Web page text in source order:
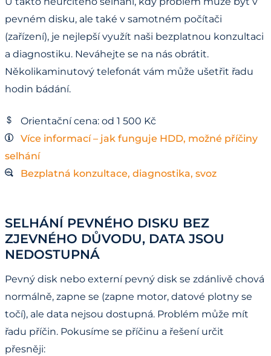
pevném disku, ale také v samotném počítači
(zařízení), je nejlepší využít naši bezplatnou konzultaci
a diagnostiku. Neváhejte se na nás obrátit.
Několikaminutový telefonát vám může ušetřit řadu
hodin bádání.
Orientační cena: od 1 500 Kč
Více informací – jak funguje HDD, možné příčiny
selhání
Bezplatná konzultace, diagnostika, svoz
SELHÁNÍ PEVNÉHO DISKU BEZ
ZJEVNÉHO DŮVODU, DATA JSOU
NEDOSTUPNÁ
Pevný disk nebo externí pevný disk se zdánlivě chová
normálně, zapne se (zapne motor, datové plotny se
točí), ale data nejsou dostupná. Problém může mít
řadu příčin. Pokusíme se příčinu a řešení určit
přesněji: